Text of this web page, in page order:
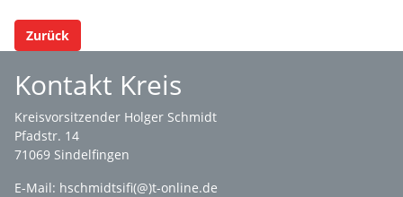
Zurück
Kontakt Kreis
Kreisvorsitzender Holger Schmidt
Pfadstr. 14
71069 Sindelfingen
E-Mail: hschmidtsifi(@)t-online.de